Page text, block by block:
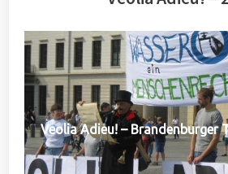
Veolia Adieu! – Brandenburger